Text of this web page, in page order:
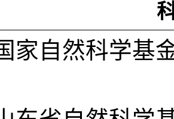
家自然科学基